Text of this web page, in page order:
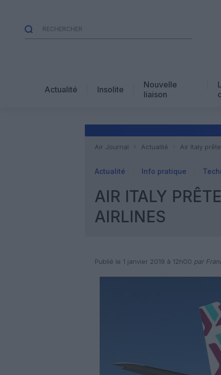
Actualité Insolite
Nouvelle
liaison
Air Journal Actualité Air Italy
Actualité Info pratique
AIR ITALY
AIRLINES
Publié le 1 janvier 2019 à 12h00 par